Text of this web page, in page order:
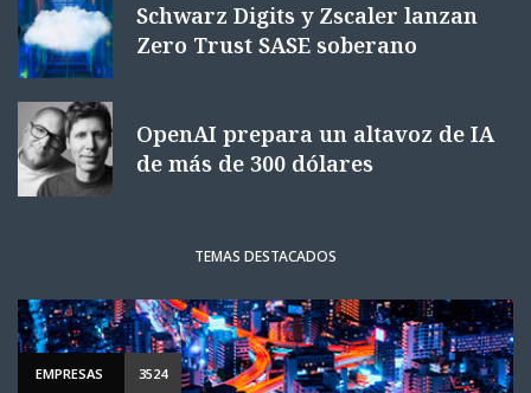
Schwarz Digits y Zscaler lanzan
Zero Trust SASE soberano
OpenAI prepara un altavoz de IA
de más de 300 dólares
TEMAS DESTACADOS
EMPRESAS 3524